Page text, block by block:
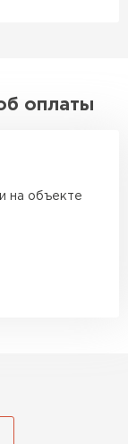
оплаты
на объекте